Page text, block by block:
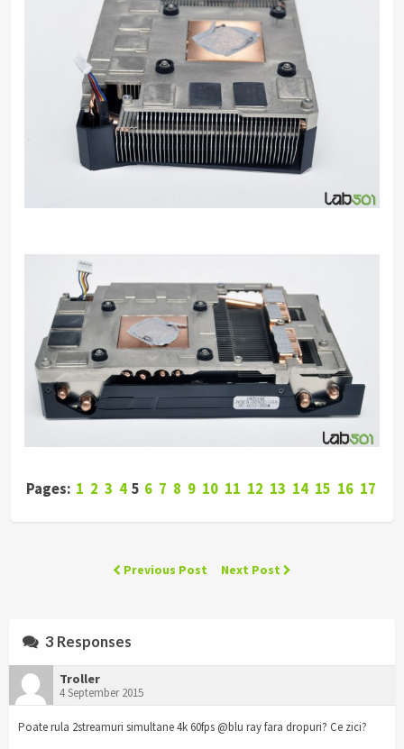
Pages: 1 2 3 4 5 6 7 8 9 10 11 12 13 14 15 16 17
Previous Post Next Post
3 Responses
Troller
4 September 2015
Poate rula 2streamuri simultane 4k 60fps @blu ray fara dropuri? Ce zici?